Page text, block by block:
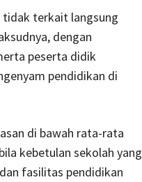
tidak terkait langsung
dengan
peserta didik
pendidikan di
di bawah rata-rata
kebetulan sekolah yang
fasilitas pendidikan